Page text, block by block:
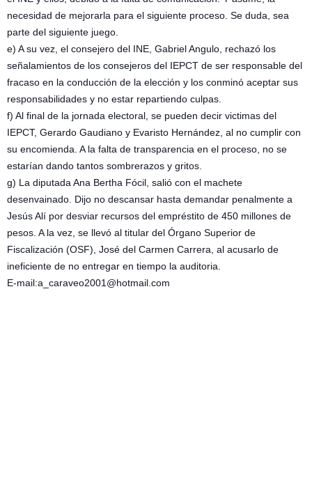
necesidad de mejorarla para el siguiente proceso. Se duda, sea
parte del siguiente juego.
e) A su vez, el consejero del INE, Gabriel Angulo, rechazó los
señalamientos de los consejeros del IEPCT de ser responsable del
fracaso en la conducción de la elección y los conminó aceptar sus
responsabilidades y no estar repartiendo culpas.
f) Al final de la jornada electoral, se pueden decir victimas del
IEPCT, Gerardo Gaudiano y Evaristo Hernández, al no cumplir con
su encomienda. A la falta de transparencia en el proceso, no se
estarían dando tantos sombrerazos y gritos.
g) La diputada Ana Bertha Fócil, salió con el machete
desenvainado. Dijo no descansar hasta demandar penalmente a
Jesús Alí por desviar recursos del empréstito de 450 millones de
pesos. A la vez, se llevó al titular del Órgano Superior de
Fiscalización (OSF), José del Carmen Carrera, al acusarlo de
ineficiente de no entregar en tiempo la auditoria.
E-mail:a_caraveo2001@hotmail.com